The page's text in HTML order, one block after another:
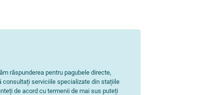
răspunderea pentru pagubele directe,
consultați serviciile specializate din stațiile
de acord cu termenii de mai sus puteți